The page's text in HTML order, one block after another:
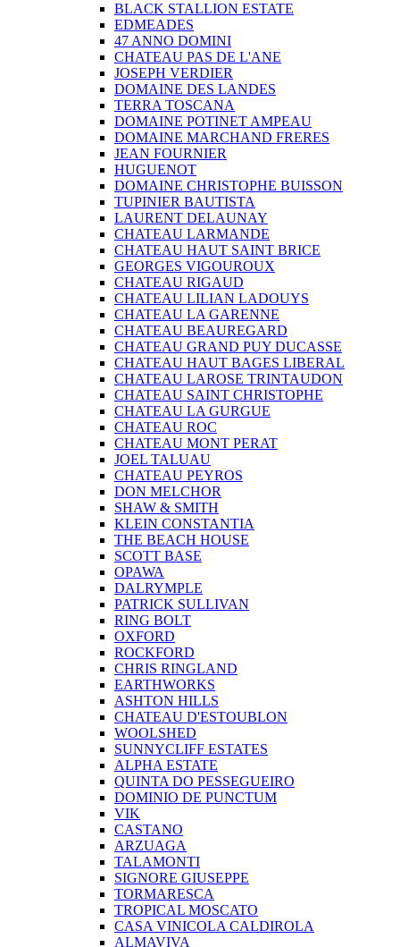
BLACK STALLION ESTATE
EDMEADES
47 ANNO DOMINI
CHATEAU PAS DE L'ANE
JOSEPH VERDIER
DOMAINE DES LANDES
TERRA TOSCANA
DOMAINE POTINET AMPEAU
DOMAINE MARCHAND FRERES
JEAN FOURNIER
HUGUENOT
DOMAINE CHRISTOPHE BUISSON
TUPINIER BAUTISTA
LAURENT DELAUNAY
CHATEAU LARMANDE
CHATEAU HAUT SAINT BRICE
GEORGES VIGOUROUX
CHATEAU RIGAUD
CHATEAU LILIAN LADOUYS
CHATEAU LA GARENNE
CHATEAU BEAUREGARD
CHATEAU GRAND PUY DUCASSE
CHATEAU HAUT BAGES LIBERAL
CHATEAU LAROSE TRINTAUDON
CHATEAU SAINT CHRISTOPHE
CHATEAU LA GURGUE
CHATEAU ROC
CHATEAU MONT PERAT
JOEL TALUAU
CHATEAU PEYROS
DON MELCHOR
SHAW & SMITH
KLEIN CONSTANTIA
THE BEACH HOUSE
SCOTT BASE
OPAWA
DALRYMPLE
PATRICK SULLIVAN
RING BOLT
OXFORD
ROCKFORD
CHRIS RINGLAND
EARTHWORKS
ASHTON HILLS
CHATEAU D'ESTOUBLON
WOOLSHED
SUNNYCLIFF ESTATES
ALPHA ESTATE
QUINTA DO PESSEGUEIRO
DOMINIO DE PUNCTUM
VIK
CASTANO
ARZUAGA
TALAMONTI
SIGNORE GIUSEPPE
TORMARESCA
TROPICAL MOSCATO
CASA VINICOLA CALDIROLA
ALMAVIVA